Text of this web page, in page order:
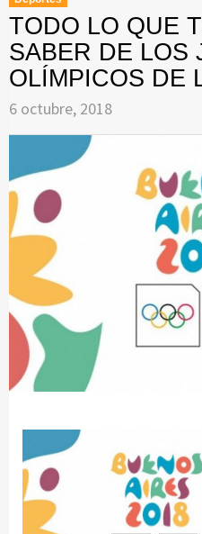
TODO LO QUE
SABER DE LOS
OLÍMPICOS DE
6 octubre, 2018